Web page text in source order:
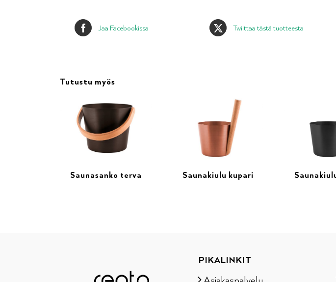
Jaa Facebookissa Twiittaa tästä tuotteesta
Tutustu myös
Saunasanko terva Saunakiulu kupari
PIKALINKIT